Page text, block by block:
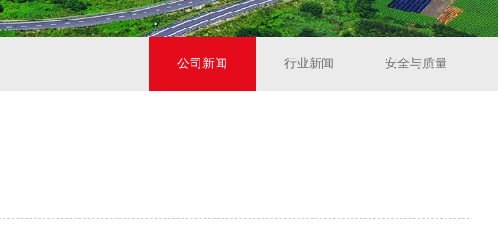
公司新闻 行业新闻 安全与质量